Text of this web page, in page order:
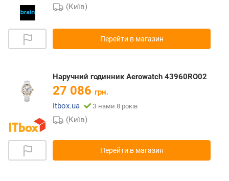
(Київ)
Перейти в магазин
Наручний годинник Aerowatch 43960RO02
27 086 грн.
Itbox.ua
З нами 8 років
(Київ)
Перейти в магазин